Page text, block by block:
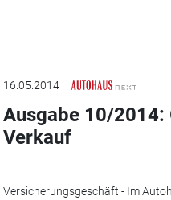
16.05.2014
Ausgabe 10/2014:
Verkauf
Versicherungsgeschäft - Im